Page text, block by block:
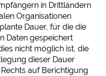
in Drittländern
Organisationen
Dauer, für die die
Daten gespeichert
nicht möglich ist, die
dieser Dauer
auf Berichtigung